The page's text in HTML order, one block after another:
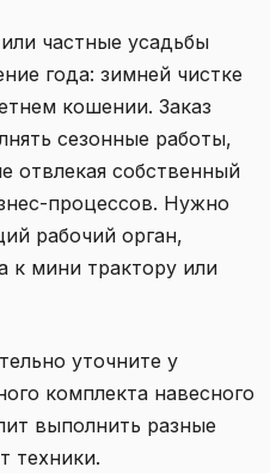
частные усадьбы
года: зимней чистке
кошении. Заказ
сезонные работы,
отвлекая собственный
процессов. Нужно
рабочий орган,
к мини трактору или
уточните у
комплекта навесного
выполнить разные
техники.